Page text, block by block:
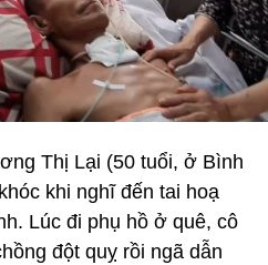
Thị Lại (50 tuổi, ở Bình
khi nghĩ đến tai hoạ
Lúc đi phụ hồ ở quê, cô
đột quỵ rồi ngã dẫn